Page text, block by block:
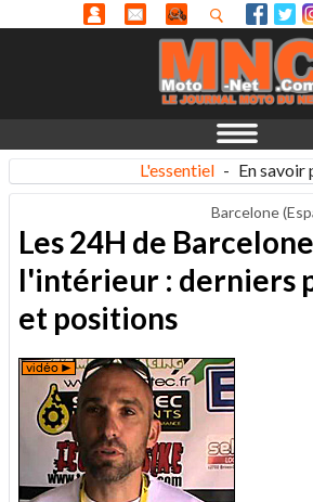
L'essentiel - En savoir
Barcelone
Les 24H de
l'intérieur : derniers
et positions